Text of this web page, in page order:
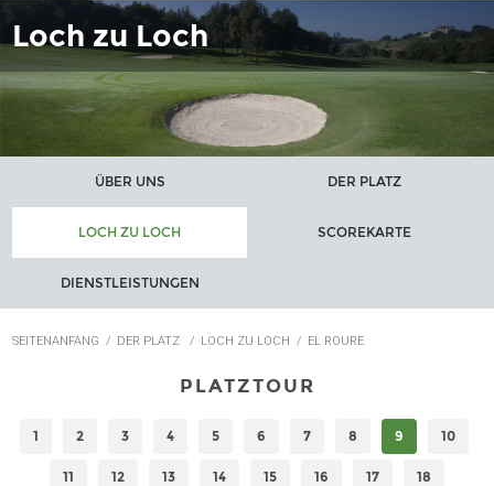
Loch zu Loch
ÜBER UNS DER PLATZ
LOCH ZU LOCH SCOREKARTE
DIENSTLEISTUNGEN
SEITENANFANG / DER PLATZ / LOCH ZU LOCH / EL ROURE
PLATZTOUR
1 2 3 4 5 6 7 8 9 10
11 12 13 14 15 16 17 18